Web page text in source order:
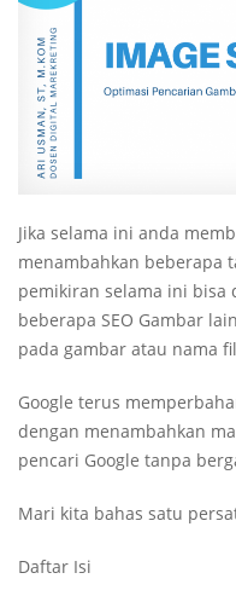
Jika selama ini anda
menambahkan beberapa
pemikiran selama ini bisa
beberapa SEO Gambar
pada gambar atau nama
Google terus
dengan menambahkan
pencari Google tanpa
Mari kita bahas satu
Daftar Isi